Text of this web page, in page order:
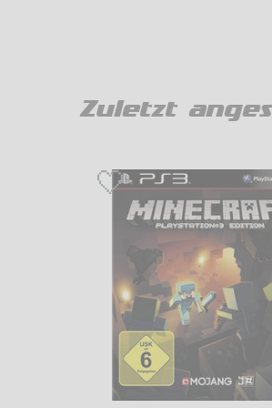
Zuletzt